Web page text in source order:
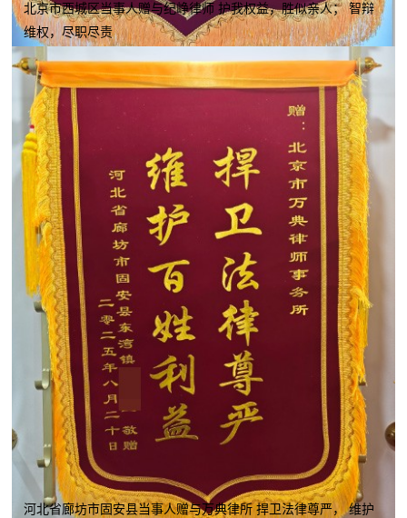
北京市西城区当事人赠与纪峥律师 护我权益，胜似亲人； 智辩
维权，尽职尽责
河北省廊坊市固安县当事人赠与万典律所 捍卫法律尊严， 维护